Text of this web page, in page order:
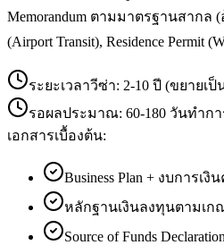
Memorandum ตามมาตรฐานสากล (
(Airport Transit), Residence Permit
ระยะเวลาวีซ่า: 2-10 ปี (ขยายเป็
รอผลประมาณ: 60-180 วันทำกา
เอกสารเบื้องต้น:
Business Plan + งบการเ
หลักฐานเงินลงทุนตามเ
Source of Funds